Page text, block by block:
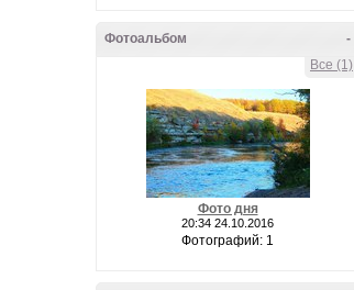
-
Фотоальбом
Все (1)
Фото дня
20:34 24.10.2016
Фотографий: 1